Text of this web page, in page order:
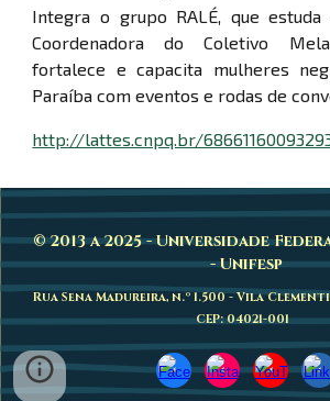
Integra o grupo RALÉ, que estuda
Coordenadora do Coletivo
fortalece e capacita mulheres
Paraíba com eventos e rodas de
http://lattes.cnpq.br/
© 2013 a 2025 - Universidade
- Unifesp
Rua Sena Madureira, n.º 1.500 - Vila
CEP: 04021-001